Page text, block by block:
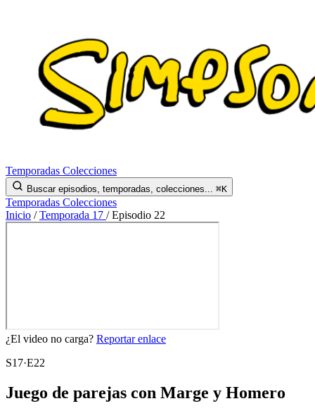
Temporadas Colecciones
Buscar episodios, temporadas, colecciones... ⌘K
Temporadas Colecciones
Inicio / Temporada 17 / Episodio 22
¿El video no carga? Reportar enlace
S17·E22
Juego de parejas con Marge y Homero